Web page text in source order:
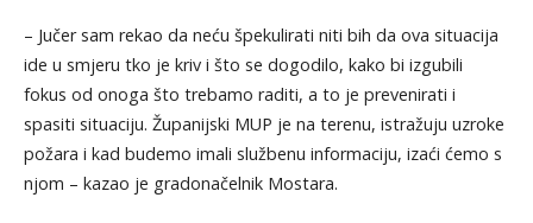
– Jučer sam rekao da neću špekulirati niti bih da ova situacija
ide u smjeru tko je kriv i što se dogodilo, kako bi izgubili
fokus od onoga što trebamo raditi, a to je prevenirati i
spasiti situaciju. Županijski MUP je na terenu, istražuju uzroke
požara i kad budemo imali službenu informaciju, izaći ćemo s
njom – kazao je gradonačelnik Mostara.